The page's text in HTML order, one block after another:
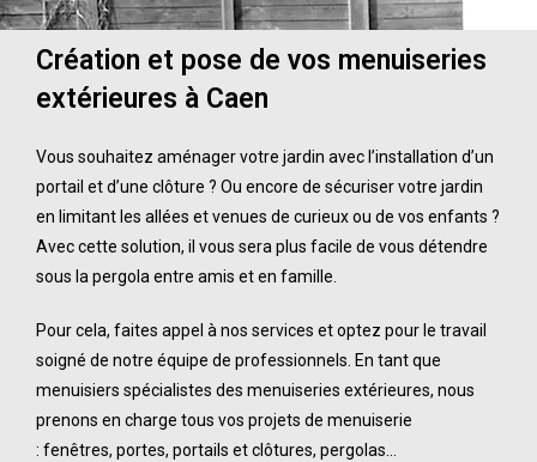
Création et pose de vos menuiseries
extérieures à Caen
Vous souhaitez aménager votre jardin avec l’installation d’un
portail et d’une clôture ? Ou encore de sécuriser votre jardin
en limitant les allées et venues de curieux ou de vos enfants ?
Avec cette solution, il vous sera plus facile de vous détendre
sous la pergola entre amis et en famille.
Pour cela, faites appel à nos services et optez pour le travail
soigné de notre équipe de professionnels. En tant que
menuisiers spécialistes des menuiseries extérieures, nous
prenons en charge tous vos projets de menuiserie
: fenêtres, portes, portails et clôtures, pergolas…